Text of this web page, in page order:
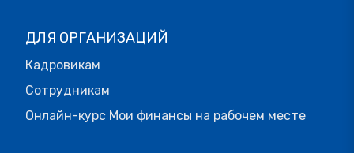
ДЛЯ ОРГАНИЗАЦИЙ
Кадровикам
Сотрудникам
Онлайн-курс Мои финансы на рабочем месте